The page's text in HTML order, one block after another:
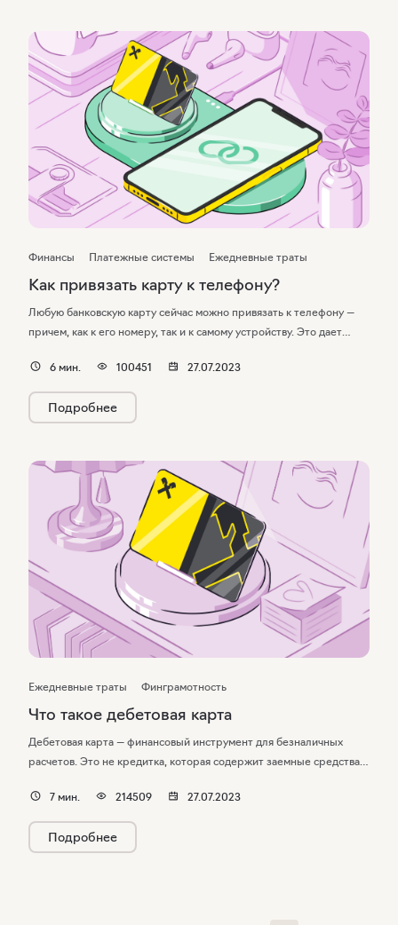
Финансы Платежные системы Ежедневные траты
Как привязать карту к телефону?
Любую банковскую карту сейчас можно привязать к телефону —
причем, как к его номеру, так и к самому устройству. Это дает
узнавать обо всех операциях, проведенных с помощью карты,
а во-вторых, позволяет оплачивать покупки одним только
смартфоном.
Подробнее
6 мин. 100451 27.07.2023
Ежедневные траты Финграмотность
Что такое дебетовая карта
Дебетовая карта — финансовый инструмент для безналичных
расчетов. Это не кредитка, которая содержит заемные средства:
не начисляются проценты. Простыми словами, дебетовая карта —
это ваши личные средства, размещенные на банковском счете.
Подробнее
7 мин. 214509 27.07.2023